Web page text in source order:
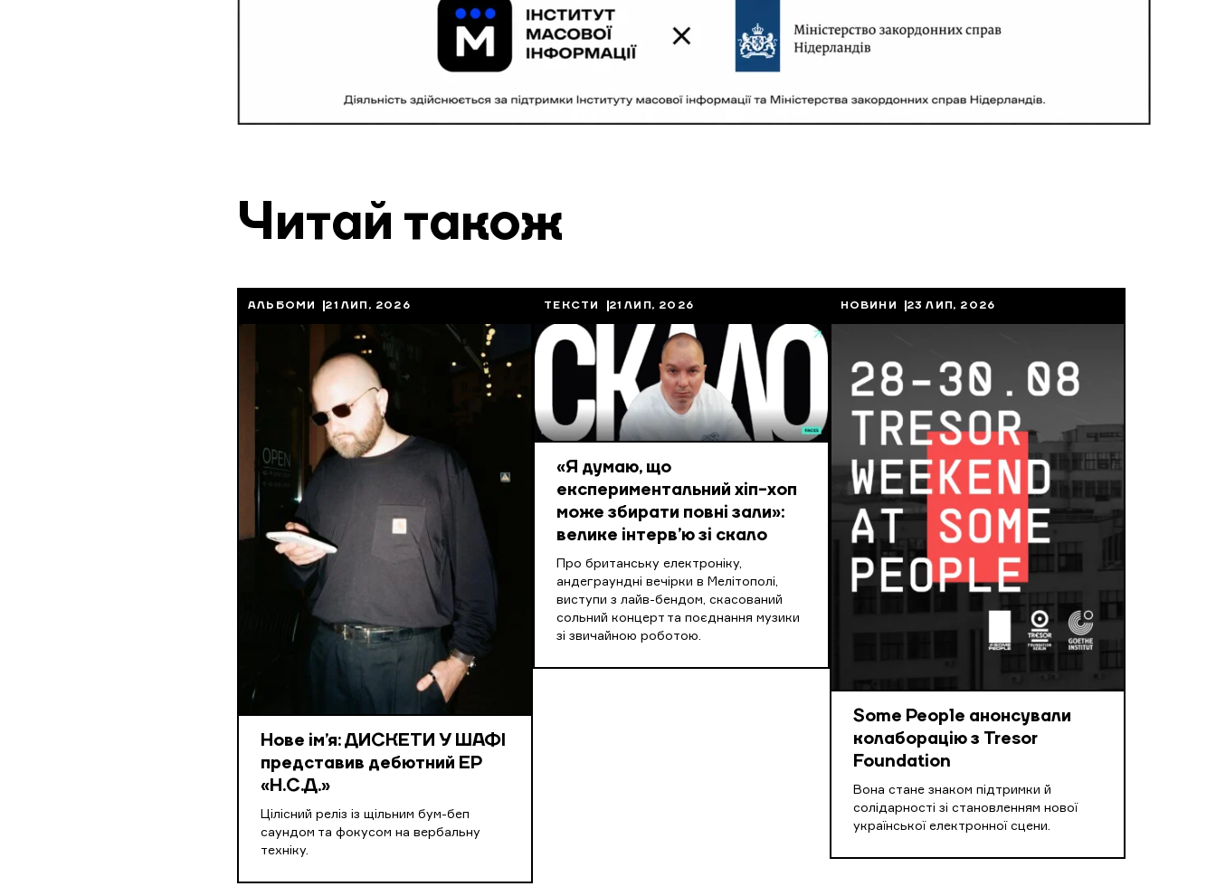
Читай також
АЛЬБОМИ 21 ЛИП, 2026
Нове ім’я: ДИСКЕТИ У ШАФІ
представив дебютний EP
«Н.С.Д.»
Цілісний реліз із щільним бум-беп
саундом та фокусом на вербальну
техніку.
ТЕКСТИ 21 ЛИП, 2026
«Я думаю, що
експериментальний хіп-хоп
може збирати повні зали»:
велике інтерв’ю зі скало
Про британську електроніку,
андеграундні вечірки в Мелітополі,
виступи з лайв-бендом, скасований
сольний концерт та поєднання музики
зі звичайною роботою.
НОВИНИ 23 ЛИП, 2026
Some People анонсували
колаборацію з Tresor
Foundation
Вона стане знаком підтримки й
солідарності зі становленням нової
української електронної сцени.